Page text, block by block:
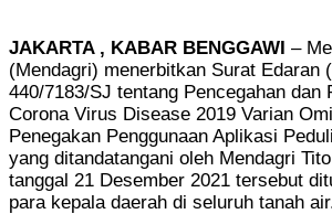
JAKARTA , KABAR BENGGAWI –
(Mendagri) menerbitkan Surat Edaran
440/7183/SJ tentang Pencegahan dan
Corona Virus Disease 2019 Varian
Penegakan Penggunaan Aplikasi
yang ditandatangani oleh Mendagri
tanggal 21 Desember 2021 tersebut
para kepala daerah di seluruh tanah